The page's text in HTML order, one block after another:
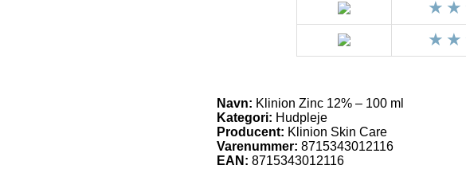
Navn: Klinion Zinc 12% – 100 ml
Kategori: Hudpleje
Producent: Klinion Skin Care
Varenummer: 8715343012116
EAN: 8715343012116